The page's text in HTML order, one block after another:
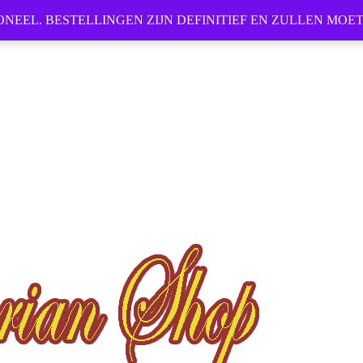
BESTELLINGEN ZIJN DEFINITIEF EN ZULLEN